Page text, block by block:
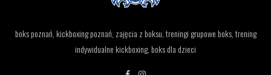
boks poznań, kickboxing poznań, zajęcia z boksu, treningi grupowe boks, trening
indywidualne kickboxing, boks dla dzieci